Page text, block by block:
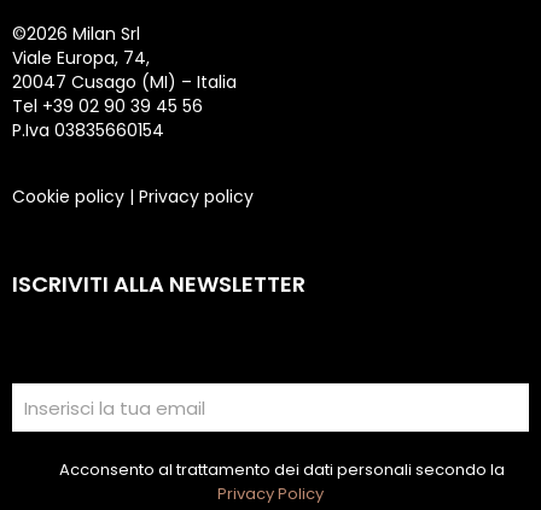
©2026 Milan Srl
Viale Europa, 74,
20047 Cusago (MI) – Italia
Tel +39 02 90 39 45 56
P.Iva 03835660154
Cookie policy | Privacy policy
ISCRIVITI ALLA NEWSLETTER
Acconsento al trattamento dei dati personali secondo la
Privacy Policy